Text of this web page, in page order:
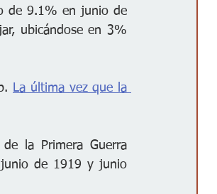
de 9.1% en junio de
ubicándose en 3%
La última vez que la
la Primera Guerra
de 1919 y junio